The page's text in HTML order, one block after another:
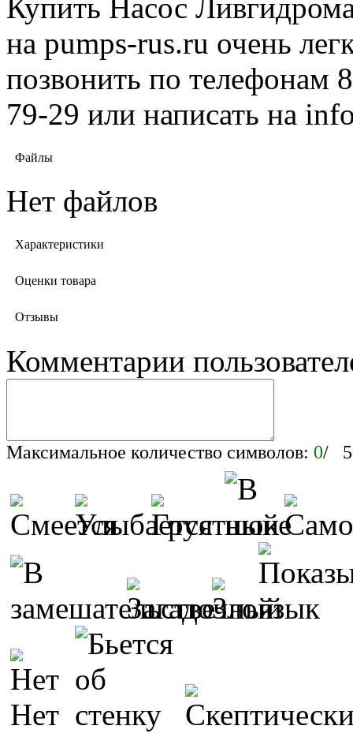
Купить Насос
на pumps-rus.ru очень
позвонить по телефонам
79-29 или написать на
Файлы
Нет файлов
Характеристики
Оценки товара
Отзывы
Комментарии
Максимальное количество символов: 0/